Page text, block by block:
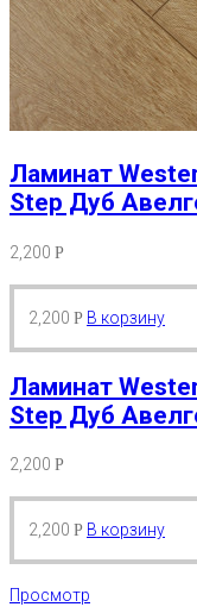
Ламинат
Step Дуб
2,200 Р
2,200 Р В корзину
Ламинат
Step Дуб
2,200 Р
2,200 Р В корзину
Просмотр